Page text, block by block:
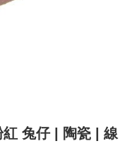
兔仔 | 陶瓷 | 線